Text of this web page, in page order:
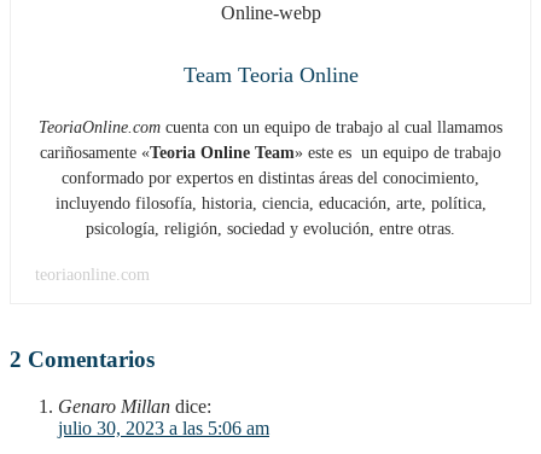
Team Teoria Online
TeoriaOnline.com cuenta con un equipo de trabajo al cual llamamos
cariñosamente «Teoria Online Team» este es un equipo de trabajo
conformado por expertos en distintas áreas del conocimiento,
incluyendo filosofía, historia, ciencia, educación, arte, política,
psicología, religión, sociedad y evolución, entre otras.
teoriaonline.com
2 Comentarios
Genaro Millan dice:
julio 30, 2023 a las 5:06 am